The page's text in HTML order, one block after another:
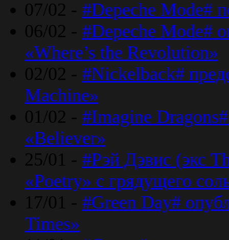
07/02 - #Depeche Mode#
06/02 - #Depeche Mode#
«Where’s the Revolution»
02/02 - #Nickelback#
Machine»
01/02 - #Imagine
«Believer»
25/01 - #Рэй Дэвис (экс
«Poetry» с грядущего
17/01 - #Green Day#
Times»